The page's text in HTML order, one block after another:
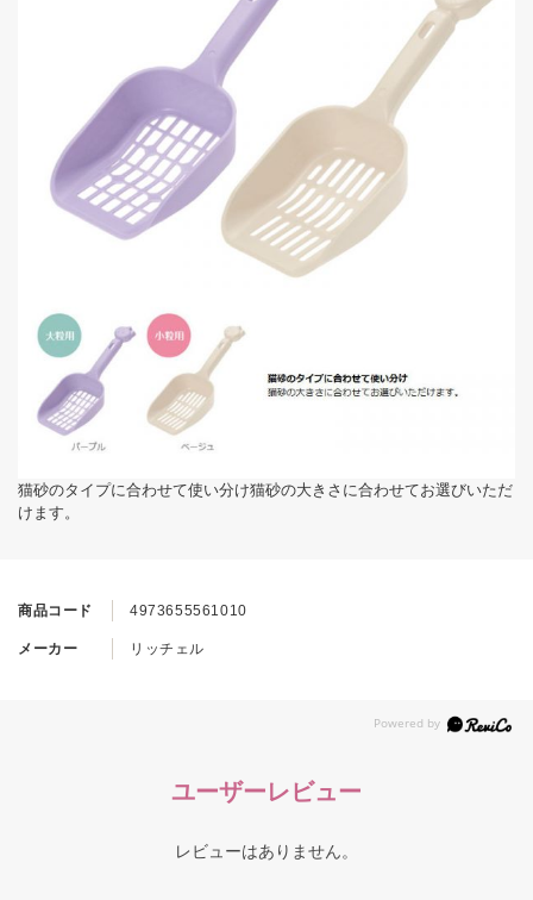
商品コード 4973655561010
メーカー リッチェル
猫砂のタイプに合わせて使い分け猫砂の大きさに合わせてお選びいただ
けます。
ユーザーレビュー
レビューはありません。